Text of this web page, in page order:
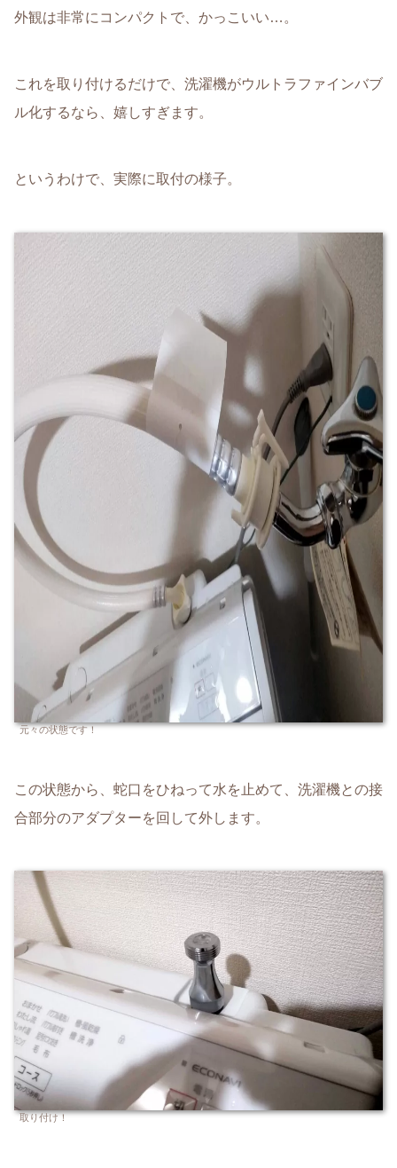
外観は非常にコンパクトで、かっこいい…。
これを取り付けるだけで、洗濯機がウルトラファインバブ
ル化するなら、嬉しすぎます。
というわけで、実際に取付の様子。
元々の状態です！
この状態から、蛇口をひねって水を止めて、洗濯機との接
合部分のアダプターを回して外します。
取り付け！